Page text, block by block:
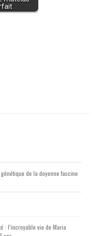
génétique de la doyenne fascine
: l’incroyable vie de Maria